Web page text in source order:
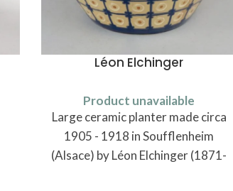
Léon Elchinger
Product unavailable
Large ceramic planter made circa
1905 - 1918 in Soufflenheim
(Alsace) by Léon Elchinger (1871-